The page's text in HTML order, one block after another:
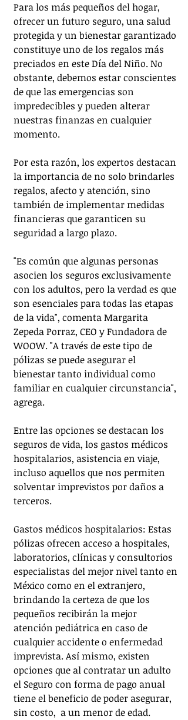
Para los más pequeños del hogar,
ofrecer un futuro seguro, una salud
protegida y un bienestar garantizado
constituye uno de los regalos más
preciados en este Día del Niño. No
obstante, debemos estar conscientes
de que las emergencias son
impredecibles y pueden alterar
nuestras finanzas en cualquier
momento.
Por esta razón, los expertos destacan
la importancia de no solo brindarles
regalos, afecto y atención, sino
también de implementar medidas
financieras que garanticen su
seguridad a largo plazo.
"Es común que algunas personas
asocien los seguros exclusivamente
con los adultos, pero la verdad es que
son esenciales para todas las etapas
de la vida", comenta Margarita
Zepeda Porraz, CEO y Fundadora de
WOOW. "A través de este tipo de
pólizas se puede asegurar el
bienestar tanto individual como
familiar en cualquier circunstancia",
agrega.
Entre las opciones se destacan los
seguros de vida, los gastos médicos
hospitalarios, asistencia en viaje,
incluso aquellos que nos permiten
solventar imprevistos por daños a
terceros.
Gastos médicos hospitalarios: Estas
pólizas ofrecen acceso a hospitales,
laboratorios, clínicas y consultorios
especialistas del mejor nivel tanto en
México como en el extranjero,
brindando la certeza de que los
pequeños recibirán la mejor
atención pediátrica en caso de
cualquier accidente o enfermedad
imprevista. Así mismo, existen
opciones que al contratar un adulto
el Seguro con forma de pago anual
tiene el beneficio de poder asegurar,
sin costo,  a un menor de edad.